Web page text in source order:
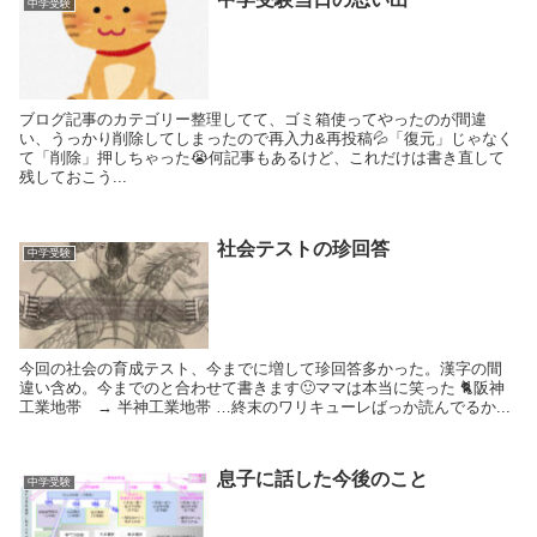
中学受験
ブログ記事のカテゴリー整理してて、ゴミ箱使ってやったのが間違
い、うっかり削除してしまったので再入力&再投稿💦「復元」じゃなく
て「削除」押しちゃった😭何記事もあるけど、これだけは書き直して
残しておこう...
中学受験 社会テストの珍回答
今回の社会の育成テスト、今までに増して珍回答多かった。漢字の間
違い含め。今までのと合わせて書きます🙂ママは本当に笑った 🐈阪神
工業地帯 → 半神工業地帯 …終末のワリキューレばっか読んでるか...
中学受験 息子に話した今後のこと